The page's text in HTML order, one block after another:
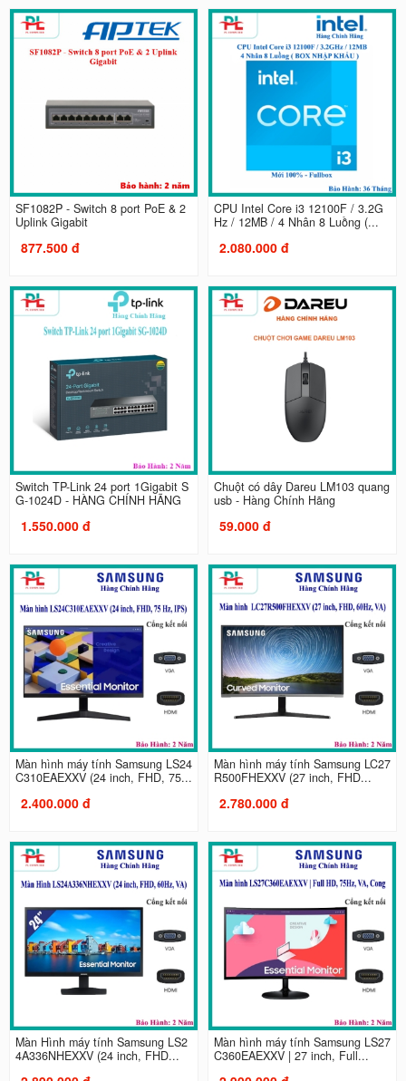
SF1082P - Switch 8 port PoE & 2
Uplink Gigabit
877.500 đ
CPU Intel Core i3 12100F / 3.2G
Hz / 12MB / 4 Nhân 8 Luồng (...
2.080.000 đ
Switch TP-Link 24 port 1Gigabit S
G-1024D - HÀNG CHÍNH HÃNG
1.550.000 đ
Chuột có dây Dareu LM103 quang
usb - Hàng Chính Hãng
59.000 đ
Màn hình máy tính Samsung LS24
C310EAEXXV (24 inch, FHD, 75...
2.400.000 đ
Màn hình máy tính Samsung LC27
R500FHEXXV (27 inch, FHD...
2.780.000 đ
Màn Hình máy tính Samsung LS2
4A336NHEXXV (24 inch, FHD...
Màn hình máy tính Samsung LS27
C360EAEXXV | 27 inch, Full...